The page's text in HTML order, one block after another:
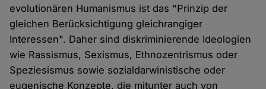
evolutionären Humanismus ist das "Prinzip der
gleichen Berücksichtigung gleichrangiger
Interessen". Daher sind diskriminierende Ideologien
wie Rassismus, Sexismus, Ethnozentrismus oder
Speziesismus sowie sozialdarwinistische oder
eugenische Konzepte, die mitunter auch von